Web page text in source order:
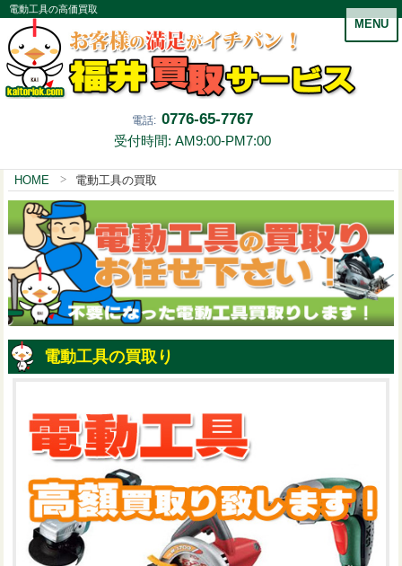
電動工具の高価買取
電話: 0776-65-7767
受付時間: AM9:00-PM7:00
MENU
HOME 電動工具の買取
電動工具の買取り